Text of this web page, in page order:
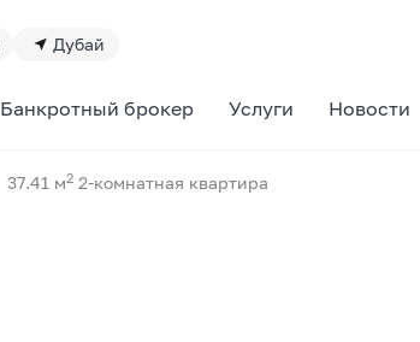
Дубай
Банкротный брокер Услуги Новости
37.41 м2 2-комнатная квартира